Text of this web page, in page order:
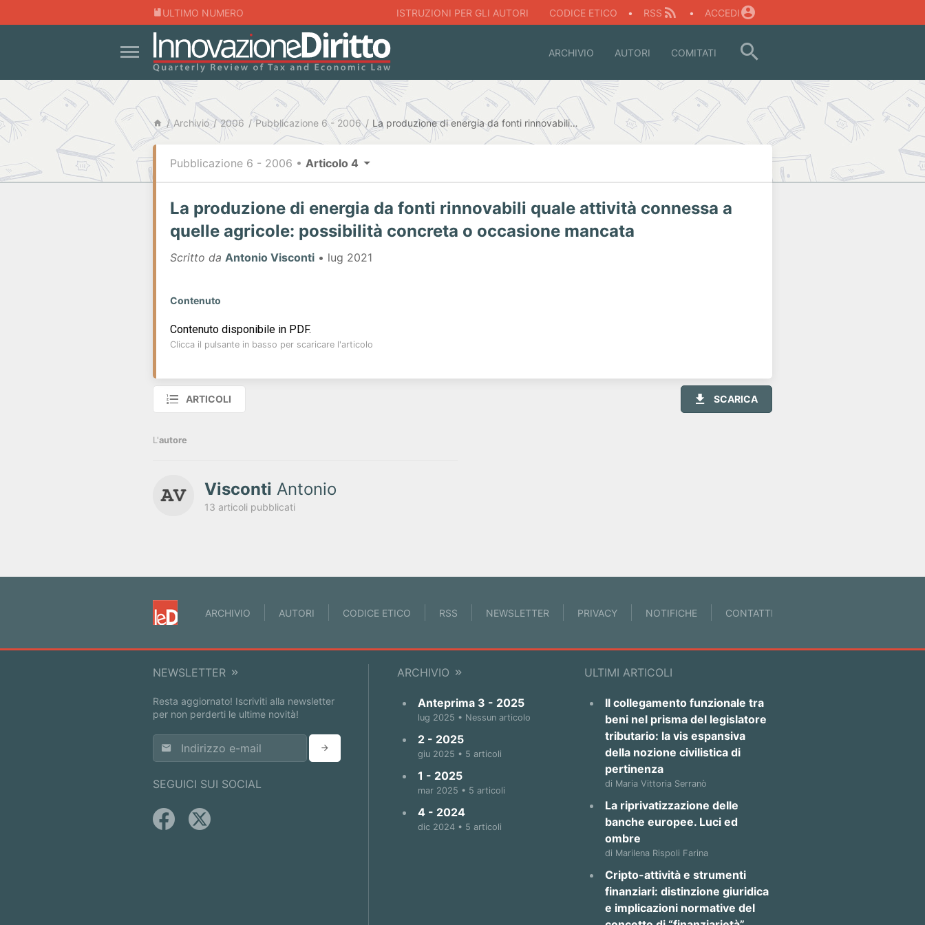
ULTIMO NUMERO ISTRUZIONI PER GLI AUTORI CODICE ETICO • RSS • ACCEDI
ARCHIVIO AUTORI COMITATI
Archivio 2006 Pubblicazione 6 - 2006 La produzione di energia da fonti rinnovabili quale attività connessa a quelle agricole: possibilità concreta o occasione mancata
Pubblicazione 6 - 2006 • Articolo 4
La produzione di energia da fonti rinnovabili quale attività connessa a
quelle agricole: possibilità concreta o occasione mancata
Scritto da Antonio Visconti • lug 2021
Contenuto
Contenuto disponibile in PDF.
Clicca il pulsante in basso per scaricare l'articolo
ARTICOLI SCARICA
L'autore
Visconti Antonio
13 articoli pubblicati
ARCHIVIO AUTORI CODICE ETICO RSS NEWSLETTER PRIVACY NOTIFICHE CONTATTI
ARCHIVIO
Anteprima 3 - 2025
lug 2025 • Nessun articolo
2 - 2025
giu 2025 • 5 articoli
1 - 2025
mar 2025 • 5 articoli
4 - 2024
dic 2024 • 5 articoli
ULTIMI ARTICOLI
Il collegamento funzionale tra
beni nel prisma del legislatore
tributario: la vis espansiva
della nozione civilistica di
pertinenza
di Maria Vittoria Serranò
La riprivatizzazione delle
banche europee. Luci ed
ombre
di Marilena Rispoli Farina
Cripto-attività e strumenti
finanziari: distinzione giuridica
e implicazioni normative del
NEWSLETTER
Resta aggiornato! Iscriviti alla newsletter
per non perderti le ultime novità!
SEGUICI SUI SOCIAL